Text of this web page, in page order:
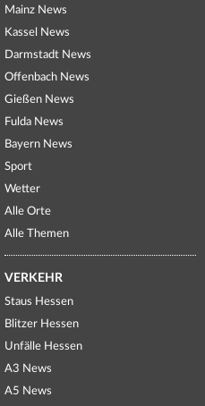
Mainz News
Kassel News
Darmstadt News
Offenbach News
Gießen News
Fulda News
Bayern News
Sport
Wetter
Alle Orte
Alle Themen
VERKEHR
Staus Hessen
Blitzer Hessen
Unfälle Hessen
A3 News
A5 News